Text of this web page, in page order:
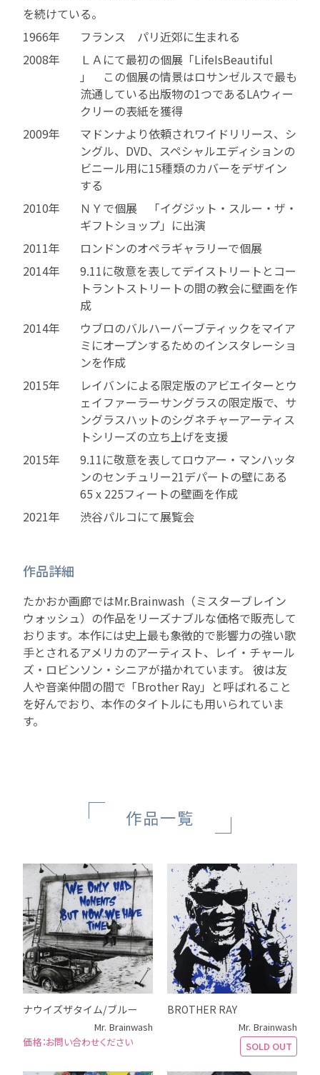
を続けている。
1966年
フランス パリ近郊に生まれる
2008年
ＬＡにて最初の個展「LifeIsBeautiful
」 この個展の情景はロサンゼルスで最も
流通している出版物の1つであるLAウィー
クリーの表紙を獲得
2009年
マドンナより依頼されワイドリリース、シ
ングル、DVD、スペシャルエディションの
ビニール用に15種類のカバーをデザイン
する
2010年
ＮＹで個展 「イグジット・スルー・ザ・
ギフトショップ」に出演
2011年
ロンドンのオペラギャラリーで個展
2014年
9.11に敬意を表してデイストリートとコー
トラントストリートの間の教会に壁画を作
成
2014年
ウブロのバルハーバーブティックをマイア
ミにオープンするためのインスタレーショ
ンを作成
2015年
レイバンによる限定版のアビエイターとウ
ェイファーラーサングラスの限定版で、サ
ングラスハットのシグネチャーアーティス
トシリーズの立ち上げを支援
2015年
9.11に敬意を表してロウアー・マンハッタ
ンのセンチュリー21デパートの壁にある
65 x 225フィートの壁画を作成
2021年
渋谷パルコにて展覧会
作品詳細
たかおか画廊ではMr.Brainwash（ミスターブレイン
ウォッシュ）の作品をリーズナブルな価格で販売して
おります。本作には史上最も象徴的で影響力の強い歌
手とされるアメリカのアーティスト、レイ・チャール
ズ・ロビンソン・シニアが描かれています。 彼は友
人や音楽仲間の間で「Brother Ray」と呼ばれること
を好んでおり、本作のタイトルにも用いられていま
す。
作品一覧
ナウイズザタイム/ブルー
Mr. Brainwash
お問い合わせください
BROTHER RAY
Mr. Brainwash
SOLD OUT